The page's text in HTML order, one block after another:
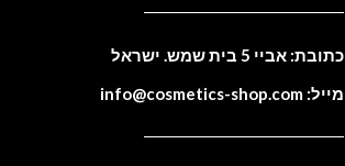
כתובת: אביי 5 בית שמש. ישראל
מייל: info@cosmetics-shop.com